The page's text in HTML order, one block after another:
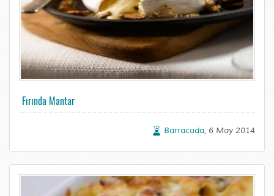
Fırında Mantar
Barracuda, 6 May 2014